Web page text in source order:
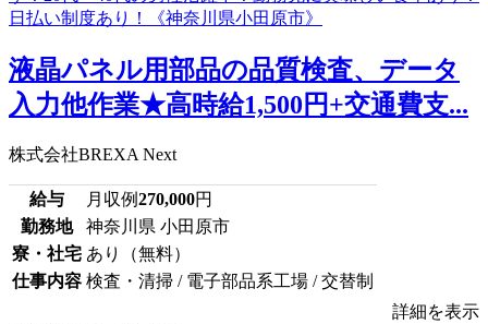
液晶パネル用部品の品質検査、データ
入力他作業★高時給1,500円+交通費支...
株式会社BREXA Next
給与 月収例270,000円
勤務地
神奈川県 小田原市
寮・社宅 あり（無料）
仕事内容 検査・清掃 / 電子部品系工場 / 交替制
詳細を表示